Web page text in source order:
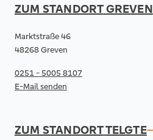
ZUM STANDORTGREVEN
Marktstraße 46
48268 Greven
0251 - 5005 8107
E-Mail senden
ZUM STANDORTTELGTE